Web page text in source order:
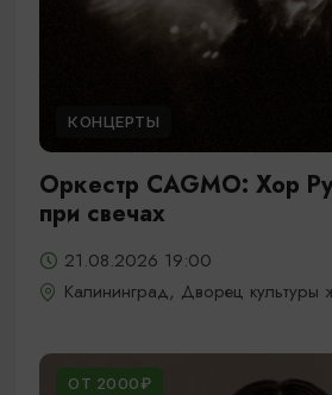
КОНЦЕРТЫ
Оркестр CAGMO: Хор
при свечах
21.08.2026 19:00
Калининград, Дворец культуры
ОТ 2000₽